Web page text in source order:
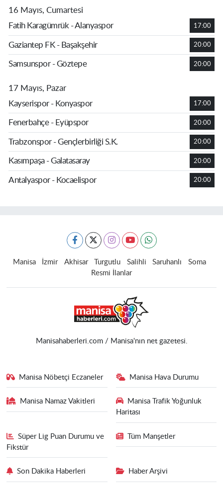
16 Mayıs, Cumartesi
Fatih Karagümrük - Alanyaspor
17:00
Gaziantep FK - Başakşehir 20:00
Samsunspor - Göztepe 20:00
17 Mayıs, Pazar
Kayserispor - Konyaspor
17:00
Fenerbahçe - Eyüpspor 20:00
Trabzonspor - Gençlerbirliği S.K. 20:00
Kasımpaşa - Galatasaray 20:00
Antalyaspor - Kocaelispor 20:00
Manisa İzmir Akhisar Turgutlu Salihli Saruhanlı
Soma
Resmi İlanlar
Manisahaberleri.com / Manisa'nın net gazetesi.
Manisa Nöbetçi Eczaneler Manisa Hava Durumu
Manisa Namaz Vakitleri
Manisa Trafik Yoğunluk
Haritası
Süper Lig Puan Durumu ve
Fikstür
Tüm Manşetler
Son Dakika Haberleri Haber Arşivi